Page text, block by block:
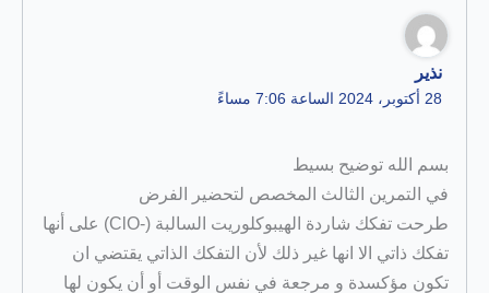
نذير
28 أكتوبر، 2024 الساعة 7:06 مساءً
بسم الله توضيح بسيط
في التمرين الثالث المخصص لتحضير الفرض
طرحت تفكك شاردة الهيبوكلوريت السالبة (-ClO) على أنها
تفكك ذاتي الا انها غير ذلك لأن التفكك الذاتي يقتضي ان
تكون مؤكسدة و مرجعة في نفس الوقت أو أن يكون لها